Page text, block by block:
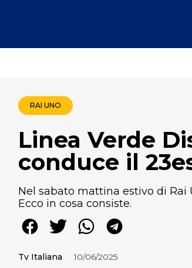
RAI UNO
Linea Verde
conduce il
Nel sabato mattina estivo di Rai
Ecco in cosa consiste.
Tv Italiana 10/06/2025